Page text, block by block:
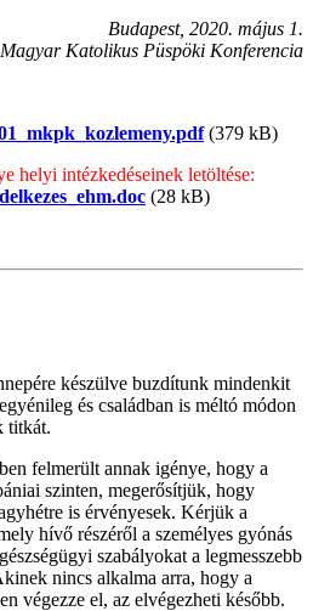
Budapest, 2020. május 1.
Katolikus Püspöki Konferencia
(379 kB)
helyi intézkedéseinek letöltése:
(28 kB)
készülve buzdítunk mindenkit
és családban is méltó módon
titkát.
felmerült annak igénye, hogy a
szinten, megerősítjük, hogy
is érvényesek. Kérjük a
hívő részéről a személyes gyónás
szabályokat a legmesszebb
nincs alkalma arra, hogy a
végezze el, az elvégezheti később.